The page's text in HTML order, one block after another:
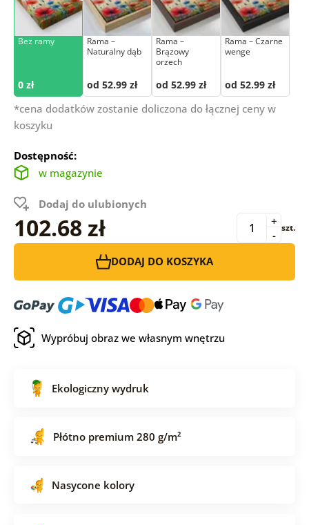
Bez ramy
0 zł
Rama –
Naturalny dąb
od 52.99 zł
Rama –
Brązowy
orzech
od 52.99 zł
Rama – Czarne
wenge
od 52.99 zł
*cena dodatków zostanie doliczona do łącznej ceny w
koszyku
Dostępność:
w magazynie
Dodaj do ulubionych
102.68 zł -
+ szt.
DODAJ DO KOSZYKA
Wypróbuj obraz we własnym wnętrzu
Ekologiczny wydruk
Płótno premium 280 g/m²
Nasycone kolory